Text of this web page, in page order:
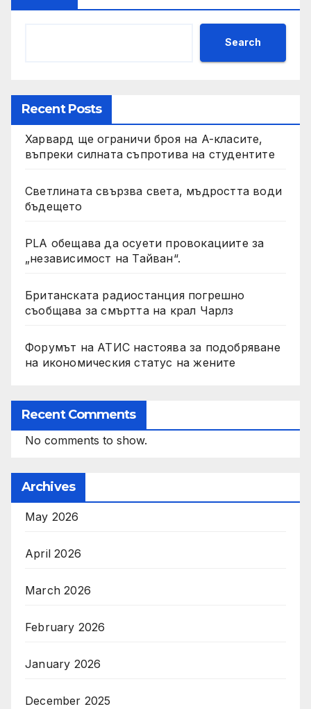
Search
Recent Posts
Харвард ще ограничи броя на A-класите,
въпреки силната съпротива на студентите
Светлината свързва света, мъдростта води
бъдещето
PLA обещава да осуети провокациите за
„независимост на Тайван“.
Британската радиостанция погрешно
съобщава за смъртта на крал Чарлз
Форумът на АТИС настоява за подобряване
на икономическия статус на жените
Recent Comments
No comments to show.
Archives
May 2026
April 2026
March 2026
February 2026
January 2026
December 2025